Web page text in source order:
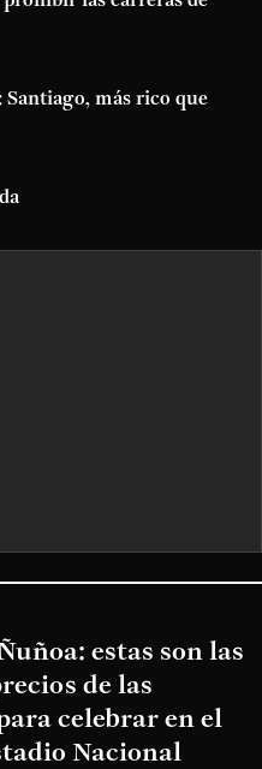
Santiago, más rico que
estas son las
de las
celebrar en el
Nacional